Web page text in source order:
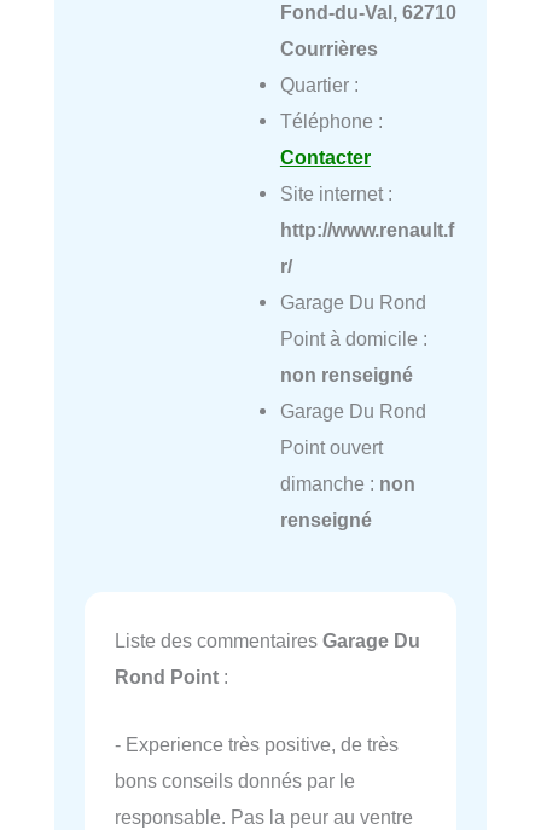
Fond-du-Val, 62710
Courrières
Quartier :
Téléphone :
Contacter
Site internet :
http://www.renault.f
r/
Garage Du Rond
Point à domicile :
non renseigné
Garage Du Rond
Point ouvert
dimanche : non
renseigné
Liste des commentaires Garage Du
Rond Point :
- Experience très positive, de très
bons conseils donnés par le
responsable. Pas la peur au ventre